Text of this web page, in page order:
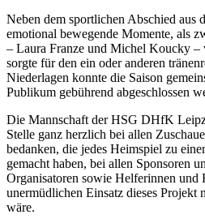
Neben dem sportlichen Abschied aus
emotional bewegende Momente, als
– Laura Franze und Michel Koucky –
sorgte für den ein oder anderen
Niederlagen konnte die Saison
Publikum gebührend abgeschlossen
Die Mannschaft der HSG DHfK
Stelle ganz herzlich bei allen
bedanken, die jedes Heimspiel zu
gemacht haben, bei allen Sponsoren
Organisatoren sowie Helferinnen und
unermüdlichen Einsatz dieses Projekt
wäre.